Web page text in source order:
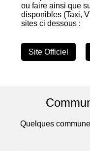
ou faire ainsi que
disponibles (Taxi,
sites ci dessous :
Site Officiel
Quelques